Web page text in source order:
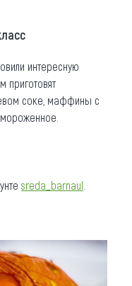
интересную
приготовят
соке, маффины с
sreda_barnaul